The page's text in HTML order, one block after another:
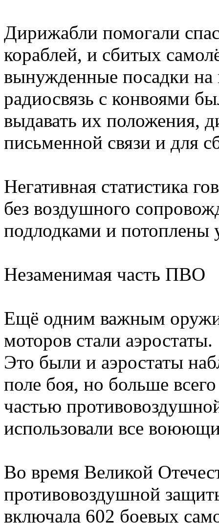
Дирижабли помогали
кораблей, и сбитых
вынужденные посадки на
радиосвязь с конвоями
выдавать их положения,
письменной связи и для
Негативная статистика
без воздушного
подлодками и
Незаменимая часть ПВО
Ещё одним важным
моторов стали аэростаты.
Это были и аэростаты
поле боя, но больше
частью
использовали все
Во время Великой
противовоздушной
включала 602 боевых